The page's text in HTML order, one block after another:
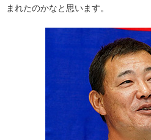
まれたのかなと思います。